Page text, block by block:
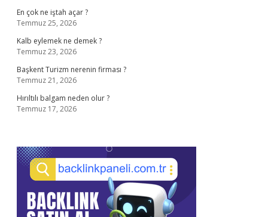
En çok ne iştah açar ?
Temmuz 25, 2026
Kalb eylemek ne demek ?
Temmuz 23, 2026
Başkent Turizm nerenin firması ?
Temmuz 21, 2026
Hırıltılı balgam neden olur ?
Temmuz 17, 2026